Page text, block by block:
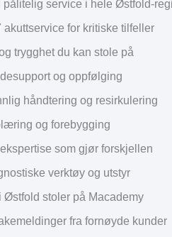
pålitelig service i hele Østfold-
akuttservice for kritiske tilfeller
trygghet du kan stole på
og oppfølging
håndtering og resirkulering
og forebygging
som gjør forskjellen
verktøy og utstyr
Østfold stoler på Macademy
fra fornøyde kunder